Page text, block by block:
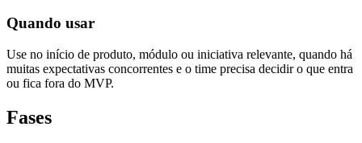
Quando usar
Use no início de produto, módulo ou iniciativa relevante, quando há
muitas expectativas concorrentes e o time precisa decidir o que entra
ou fica fora do MVP.
Fases